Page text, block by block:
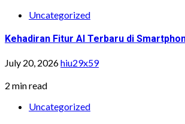
Uncategorized
Kehadiran Fitur AI Terbaru di
July 20, 2026hiu29x59
2 min read
Uncategorized